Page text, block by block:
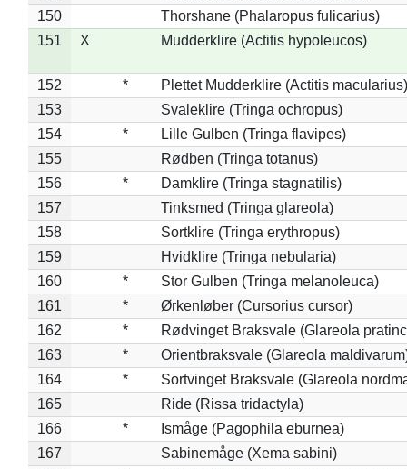
150
Thorshane (Phalaropus fulicarius)
151
X Mudderklire (Actitis hypoleucos)
152 *
Plettet Mudderklire (Actitis macularius)
153
Svaleklire (Tringa ochropus)
154
*
Lille Gulben (Tringa flavipes)
155
Rødben (Tringa totanus)
156
*
Damklire (Tringa stagnatilis)
157
Tinksmed (Tringa glareola)
158
Sortklire (Tringa erythropus)
159
Hvidklire (Tringa nebularia)
160
*
Stor Gulben (Tringa melanoleuca)
161
*
Ørkenløber (Cursorius cursor)
162
*
Rødvinget Braksvale (Glareola
163
*
Orientbraksvale (Glareola
164
*
Sortvinget Braksvale (Glareola
165
Ride (Rissa tridactyla)
166
*
Ismåge (Pagophila eburnea)
167
Sabinemåge (Xema sabini)